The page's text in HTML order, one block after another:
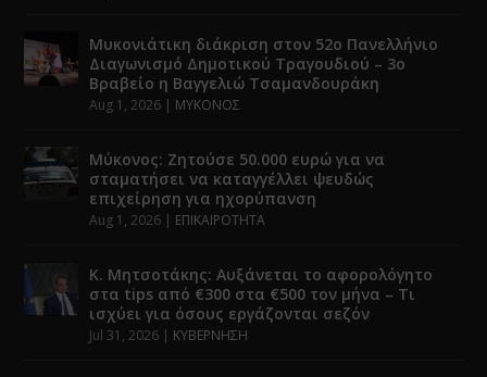
Μυκονιάτικη διάκριση στον 52ο Πανελλήνιο
Διαγωνισμό Δημοτικού Τραγουδιού – 3ο
Βραβείο η Βαγγελιώ Τσαμανδουράκη
Aug 1, 2026 | ΜΥΚΟΝΟΣ
Μύκονος: Ζητούσε 50.000 ευρώ για να
σταματήσει να καταγγέλλει ψευδώς
επιχείρηση για ηχορύπανση
Aug 1, 2026 | ΕΠΙΚΑΙΡΟΤΗΤΑ
Κ. Μητσοτάκης: Αυξάνεται το αφορολόγητο
στα tips από €300 στα €500 τον μήνα – Τι
ισχύει για όσους εργάζονται σεζόν
Jul 31, 2026 | ΚΥΒΕΡΝΗΣΗ